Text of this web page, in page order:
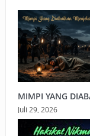
MIMPI YANG
Juli 29, 2026